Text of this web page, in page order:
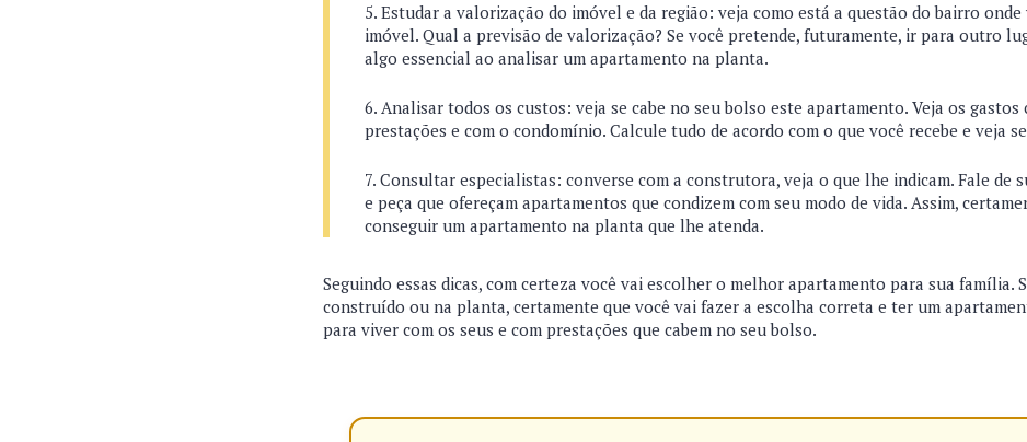
Estudar a valorização do imóvel e da região: veja como está a questão do bairro onde
imóvel. Qual a previsão de valorização? Se você pretende, futuramente, ir para outro
algo essencial ao analisar um apartamento na planta.
Analisar todos os custos: veja se cabe no seu bolso este apartamento. Veja os gastos
prestações e com o condomínio. Calcule tudo de acordo com o que você recebe e veja
Consultar especialistas: converse com a construtora, veja o que lhe indicam. Fale de
e peça que ofereçam apartamentos que condizem com seu modo de vida. Assim,
conseguir um apartamento na planta que lhe atenda.
Seguindo essas dicas, com certeza você vai escolher o melhor apartamento para sua família.
construído ou na planta, certamente que você vai fazer a escolha correta e ter um
para viver com os seus e com prestações que cabem no seu bolso.